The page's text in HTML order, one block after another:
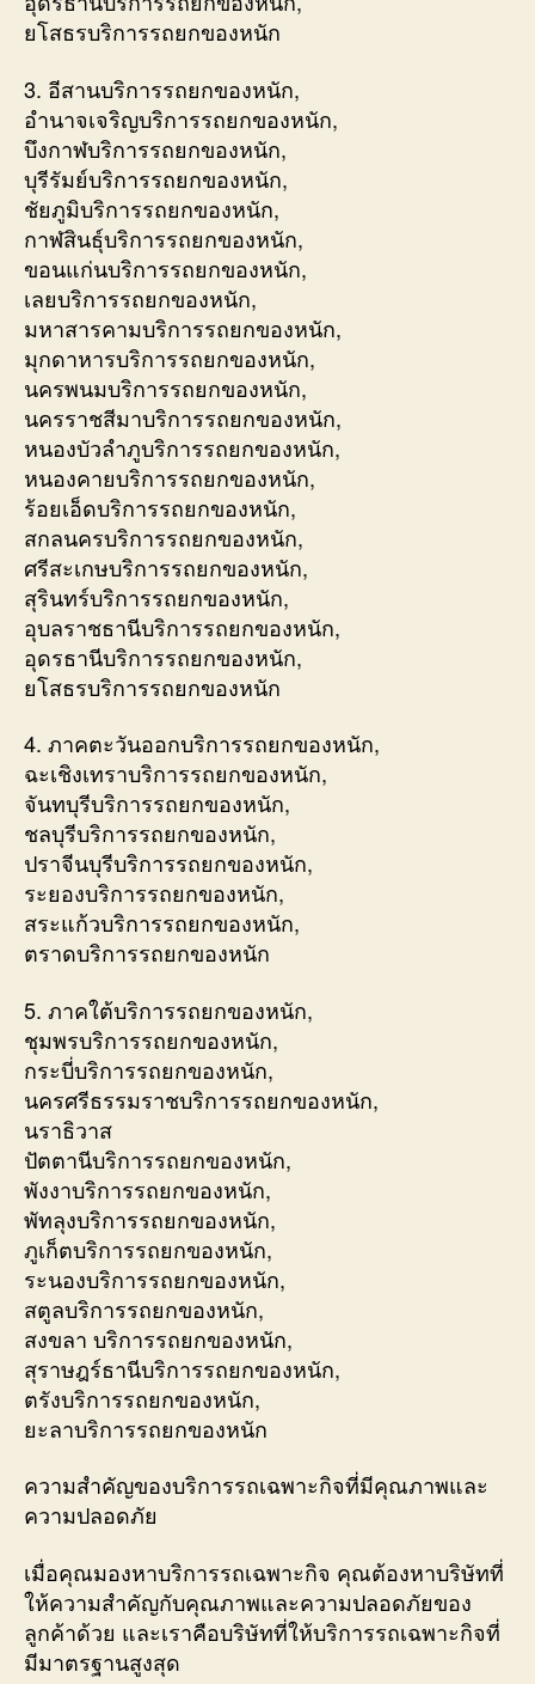
ยโสธรบริการรถยกของหนัก
3. อีสานบริการรถยกของหนัก,
อำนาจเจริญบริการรถยกของหนัก,
บึงกาฬบริการรถยกของหนัก,
บุรีรัมย์บริการรถยกของหนัก,
ชัยภูมิบริการรถยกของหนัก,
กาฬสินธุ์บริการรถยกของหนัก,
ขอนแก่นบริการรถยกของหนัก,
เลยบริการรถยกของหนัก,
มหาสารคามบริการรถยกของหนัก,
มุกดาหารบริการรถยกของหนัก,
นครพนมบริการรถยกของหนัก,
นครราชสีมาบริการรถยกของหนัก,
หนองบัวลำภูบริการรถยกของหนัก,
หนองคายบริการรถยกของหนัก,
ร้อยเอ็ดบริการรถยกของหนัก,
สกลนครบริการรถยกของหนัก,
ศรีสะเกษบริการรถยกของหนัก,
สุรินทร์บริการรถยกของหนัก,
อุบลราชธานีบริการรถยกของหนัก,
อุดรธานีบริการรถยกของหนัก,
ยโสธรบริการรถยกของหนัก
4. ภาคตะวันออกบริการรถยกของหนัก,
ฉะเชิงเทราบริการรถยกของหนัก,
จันทบุรีบริการรถยกของหนัก,
ชลบุรีบริการรถยกของหนัก,
ปราจีนบุรีบริการรถยกของหนัก,
ระยองบริการรถยกของหนัก,
สระแก้วบริการรถยกของหนัก,
ตราดบริการรถยกของหนัก
5. ภาคใต้บริการรถยกของหนัก,
ชุมพรบริการรถยกของหนัก,
กระบี่บริการรถยกของหนัก,
นครศรีธรรมราชบริการรถยกของหนัก,
นราธิวาส
ปัตตานีบริการรถยกของหนัก,
พังงาบริการรถยกของหนัก,
พัทลุงบริการรถยกของหนัก,
ภูเก็ตบริการรถยกของหนัก,
ระนองบริการรถยกของหนัก,
สตูลบริการรถยกของหนัก,
สงขลา บริการรถยกของหนัก,
สุราษฎร์ธานีบริการรถยกของหนัก,
ตรังบริการรถยกของหนัก,
ยะลาบริการรถยกของหนัก
ความสำคัญของบริการรถเฉพาะกิจที่มีคุณภาพและ
ความปลอดภัย
เมื่อคุณมองหาบริการรถเฉพาะกิจ คุณต้องหาบริษัทที่
ให้ความสำคัญกับคุณภาพและความปลอดภัยของ
ลูกค้าด้วย และเราคือบริษัทที่ให้บริการรถเฉพาะกิจที่
มีมาตรฐานสูงสุด